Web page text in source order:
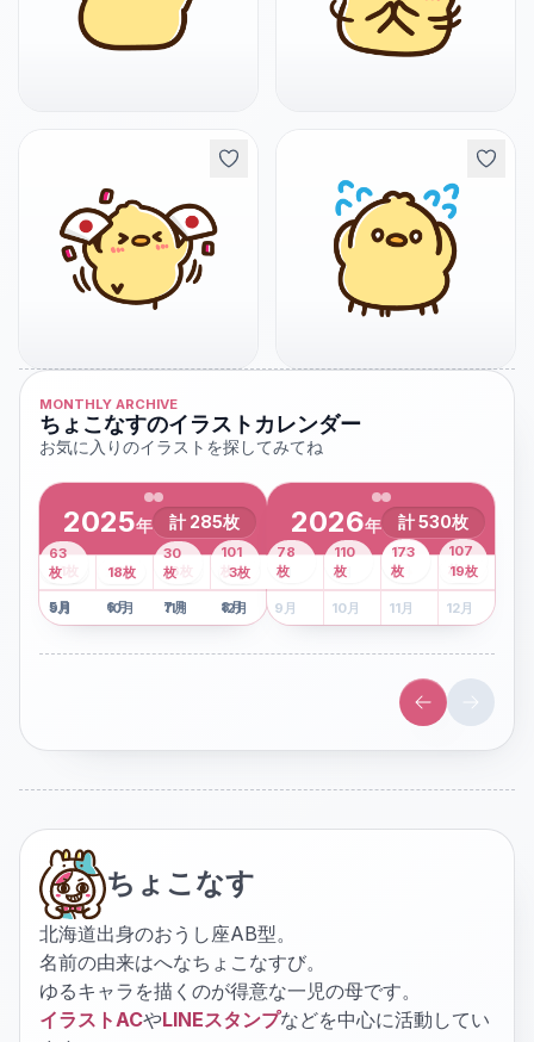
MONTHLY ARCHIVE
ちょこなすのイラストカレンダー
お気に入りのイラストを探してみてね
2025年 計 285枚
1月
2枚 2月 3月 4月
8枚
5月
41 枚
6月
13枚
7月
6枚
8月
101
枚
9月
63
枚
10月
18枚
11月
30
枚
12月
3枚
2026年 計530枚
1月 2月 3月
43
枚
4月
107
枚
5 月
78
枚
6月
110
枚
7月
173
枚
8月
19枚
9 月 10月 11月 12月
ちょこなす
北海道出身のおうし座AB型。
名前の由来はへなちょこなすび。
ゆるキャラを描くのが得意な一児の母です。
イラストACやLINEスタンプなどを中心に活動してい